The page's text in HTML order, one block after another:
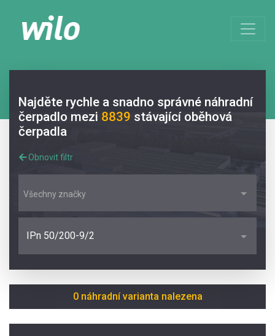
Najděte rychle a snadno správné náhradní
čerpadlo mezi 8839 stávající oběhová
čerpadla
Obnovit filtr
Všechny značky
IPn 50/200-9/2
0 náhradní varianta nalezena